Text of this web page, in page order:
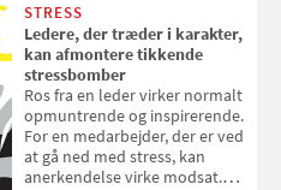
STRESS
Ledere, der træder i karakter,
kan afmontere tikkende
stressbomber
Ros fra en leder virker normalt
opmuntrende og inspirerende.
For en medarbejder, der er ved
at gå ned med stress, kan
anerkendelse virke modsat.